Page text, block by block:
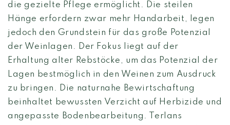
die gezielte Pflege ermöglicht. Die steilen
Hänge erfordern zwar mehr Handarbeit, legen
jedoch den Grundstein für das große Potenzial
der Weinlagen. Der Fokus liegt auf der
Erhaltung alter Rebstöcke, um das Potenzial der
Lagen bestmöglich in den Weinen zum Ausdruck
zu bringen. Die naturnahe Bewirtschaftung
beinhaltet bewussten Verzicht auf Herbizide und
angepasste Bodenbearbeitung. Terlans